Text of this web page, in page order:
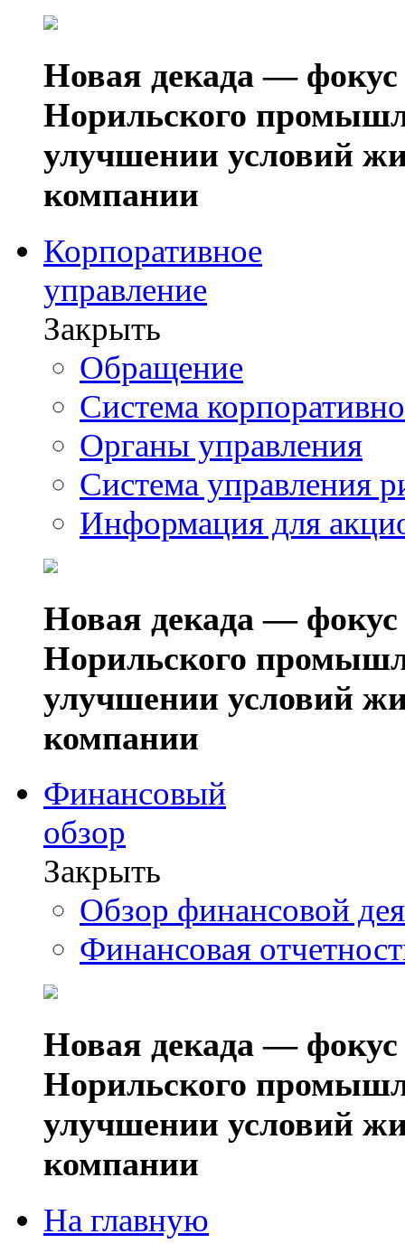
Новая декада — фокус
Норильского
улучшении условий
компании
Корпоративное
управление
Закрыть
Обращение
Система
Органы управления
Система управления
Информация для
Новая декада — фокус
Норильского
улучшении условий
компании
Финансовый
обзор
Закрыть
Обзор финансовой
Финансовая
Новая декада — фокус
Норильского
улучшении условий
компании
На главную